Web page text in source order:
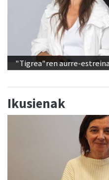
"Tigrea"ren aurre-